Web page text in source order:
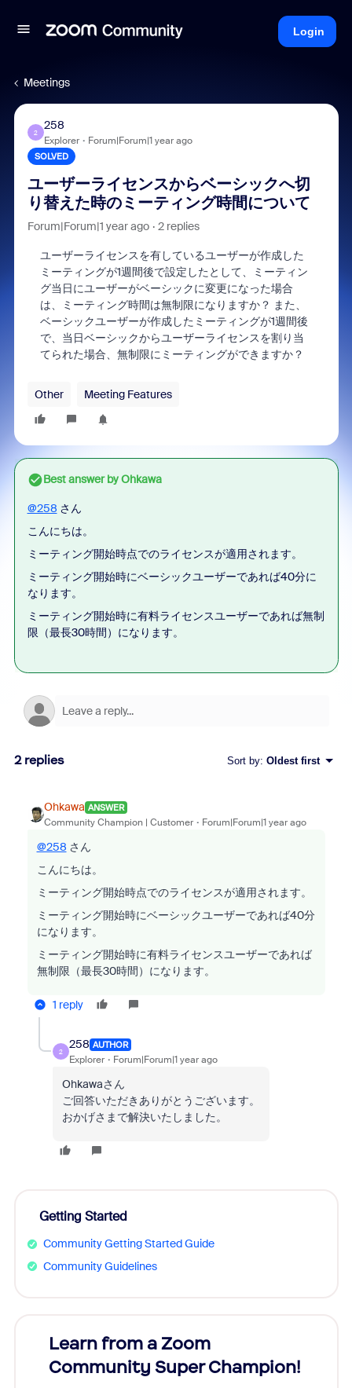
Login
Meetings
2
258
Explorer Forum|Forum|1 year ago
SOLVED
ユーザーライセンスからベーシックへ切
り替えた時のミーティング時間について
Forum|Forum|1 year ago 2 replies
ユーザーライセンスを有しているユーザーが作成した
ミーティングが1週間後で設定したとして、ミーティン
グ当日にユーザーがベーシックに変更になった場合
は、ミーティング時間は無制限になりますか？ また、
ベーシックユーザーが作成したミーティングが1週間後
で、当日ベーシックからユーザーライセンスを割り当
てられた場合、無制限にミーティングができますか？
Other Meeting Features
Best answer byOhkawa
@258 さん
こんにちは。
ミーティング開始時点でのライセンスが適用されます。
ミーティング開始時にベーシックユーザーであれば40分に
なります。
ミーティング開始時に有料ライセンスユーザーであれば無制
限（最長30時間）になります。
2 replies Sort by: Oldest first
Ohkawa ANSWER
Community Champion | Customer Forum|Forum|1 year ago
@258 さん
こんにちは。
ミーティング開始時点でのライセンスが適用されます。
ミーティング開始時にベーシックユーザーであれば40分
になります。
ミーティング開始時に有料ライセンスユーザーであれば
無制限（最長30時間）になります。
1 reply
2
258 AUTHOR
Explorer Forum|Forum|1 year ago
Ohkawaさん
ご回答いただきありがとうございます。
おかげさまで解決いたしました。
Getting Started
Community Getting Started Guide
Community Guidelines
Learn from a Zoom
Community Super Champion!